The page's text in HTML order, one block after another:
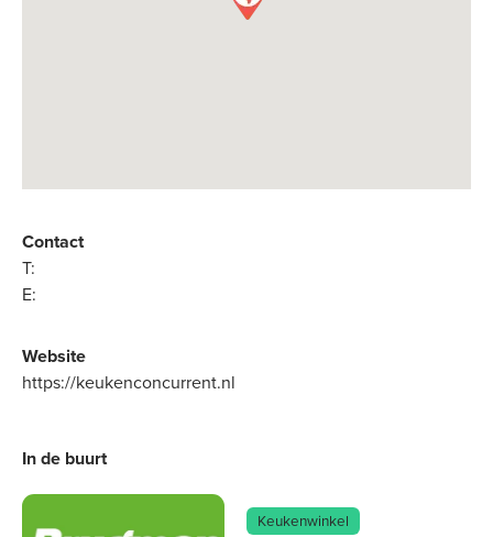
Contact
T:
E:
Website
https://keukenconcurrent.nl
In de buurt
Keukenwinkel